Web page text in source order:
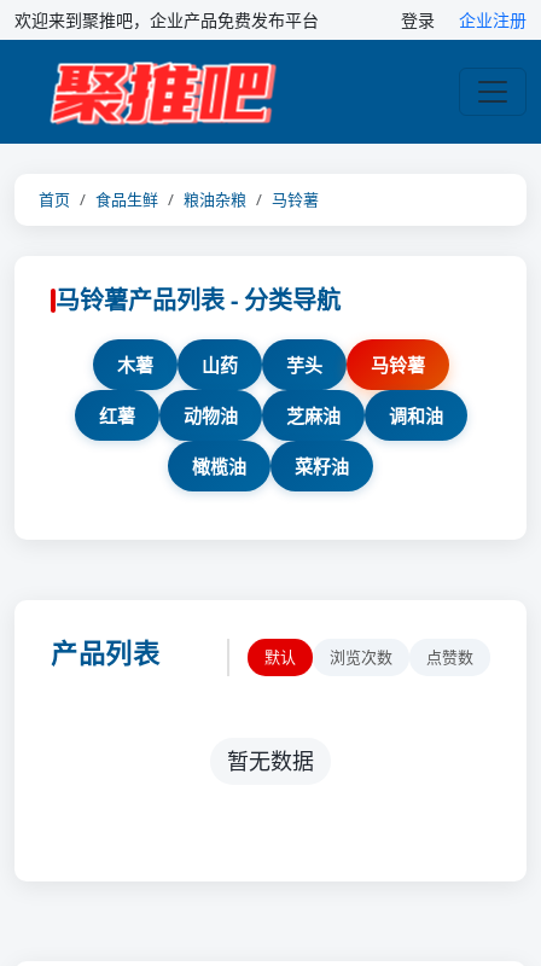
欢迎来到聚推吧，企业产品免费发布平台 登录 企业注册
首页 食品生鲜 粮油杂粮 马铃薯
马铃薯产品列表 - 分类导航
木薯 山药 芋头 马铃薯
红薯 动物油 芝麻油 调和油
橄榄油 菜籽油
产品列表 默认 浏览次数 点赞数
暂无数据